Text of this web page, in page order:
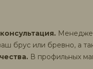
брус или бревно, а
В профильных